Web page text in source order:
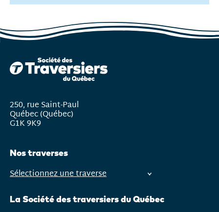
250, rue Saint-Paul
Québec (Québec)
G1K 9K9
Nos traverses
Ouvrir
menu
Sélectionnez une traverse
La Société des traversiers du Québec